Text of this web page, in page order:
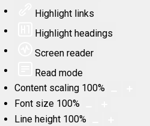
Highlight links
Highlight headings
Screen reader
Read mode
Content scaling 100%
Font size 100%
Line height 100%